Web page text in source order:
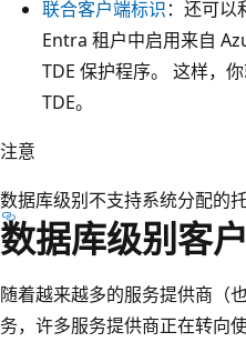
联合客户端标识：还可
Entra 租户中启用来自
TDE 保护程序。 这样，
TDE。
注意
数据库级别不支持系统分配的托
数据库级别客
随着越来越多的服务提供商（
务，许多服务提供商正在转向